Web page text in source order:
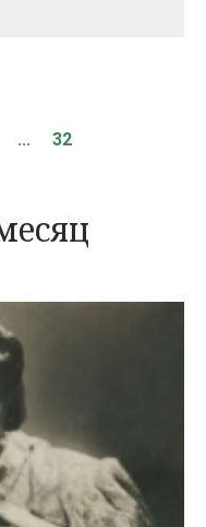
... 32